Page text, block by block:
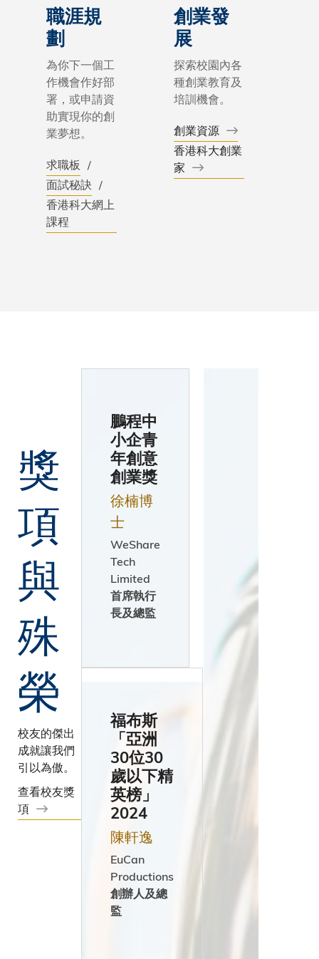
職涯規
劃
為你下一個工
作機會作好部
署，或申請資
助實現你的創
業夢想。
求職板
面試秘訣
香港科大網上
課程
創業發
展
探索校園內各
種創業教育及
培訓機會。
創業資源
香港科大創業
家
獎
項
與
殊
榮
校友的傑出
成就讓我們
引以為傲。
查看校友獎
項
鵬程中
小企青
年創意
創業獎
徐楠博
士
WeShare
Tech
Limited
首席執行
長及總監
福布斯
「亞洲
30位30
歲以下精
英榜」
2024
陳軒逸
EuCan
Productions
創辦人及總
監